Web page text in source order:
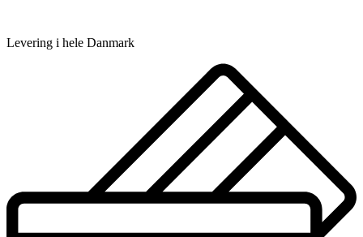
Levering i hele Danmark